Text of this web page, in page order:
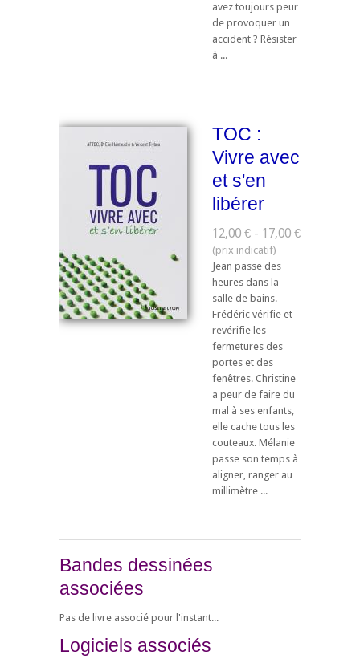
avez toujours peur
de provoquer un
accident ? Résister
à ...
TOC :
Vivre avec
et s'en
libérer
12,00 € - 17,00 €
Jean passe des
heures dans la
salle de bains.
Frédéric vérifie et
revérifie les
fermetures des
portes et des
fenêtres. Christine
a peur de faire du
mal à ses enfants,
elle cache tous les
couteaux. Mélanie
passe son temps à
aligner, ranger au
millimètre ...
Bandes dessinées
associées
Pas de livre associé pour l'instant...
Logiciels associés